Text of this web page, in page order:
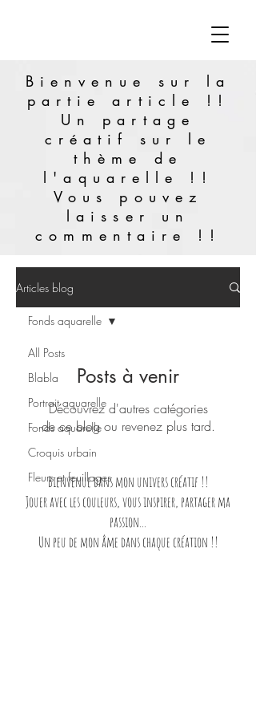
Bienvenue sur la
partie article !!
Un partage
créatif sur le
thème de
l'aquarelle !!
Vous pouvez
laisser un
commentaire !!
Articles blog
All Posts
Blabla
Portrait aquarelle
Fonds aquarelle
Croquis urbain
Fleurs et feuillages
Fonds aquarelle
Posts à venir
Découvrez d'autres catégories
de ce blog ou revenez plus tard.
Bienvenue dans mon univers créatif !!
Jouer avec les couleurs, vous inspirer, partager ma
passion...
Un peu de mon âme dans chaque création !!